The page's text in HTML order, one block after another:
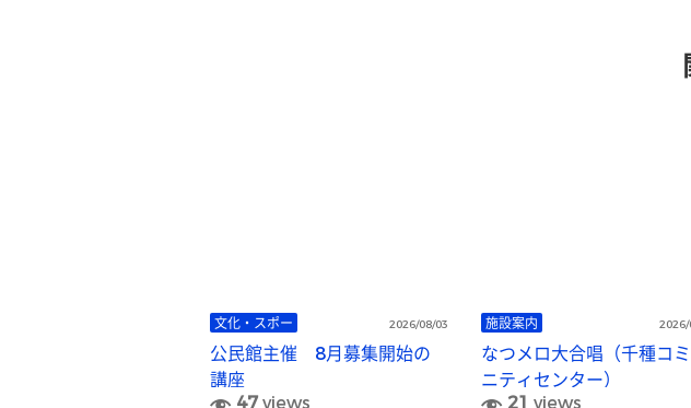
文化・スポー 2026/08/03
公民館主催 8月募集開始の
講座
施設案内 2026/
なつメロ大合唱（千種コ
ニティセンター）